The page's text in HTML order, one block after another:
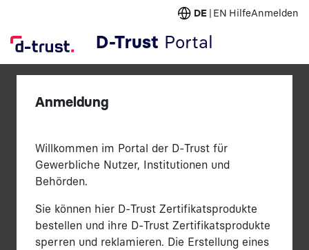
DE EN HilfeAnmelden
D-Trust Portal
Anmeldung
Willkommen im Portal der D-Trust für
Gewerbliche Nutzer, Institutionen und
Behörden.
Sie können hier D-Trust Zertifikatsprodukte
bestellen und ihre D-Trust Zertifikatsprodukte
sperren und reklamieren. Die Erstellung eines